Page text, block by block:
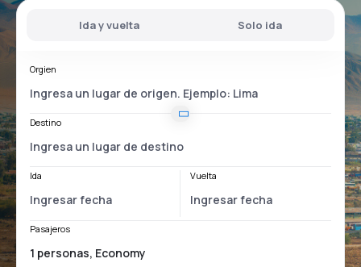
Ida y vuelta Solo ida
Orgien
Destino
Ida Vuelta
Pasajeros